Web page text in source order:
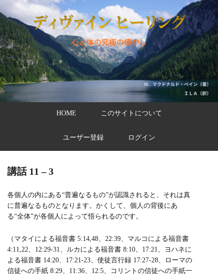
HOME このサイトについて
ユーザー登録 ログイン
講話 11 – 3
各個人の内にある“普遍なるもの”が認識されると、それは真
に普遍なるものとなります。かくして、個人の背後にあ
る“全体”が各個人によって悟られるのです。
（マタイによる福音書 5:14,48、22:39、マルコによる福音書
4:11,22、12:29-31、ルカによる福音書 8:10、17:21、ヨハネに
よる福音書 14:20、17:21-23、使徒言行録 17:27-28、ローマの
信徒への手紙 8:29、11:36、12:5、コリントの信徒への手紙一